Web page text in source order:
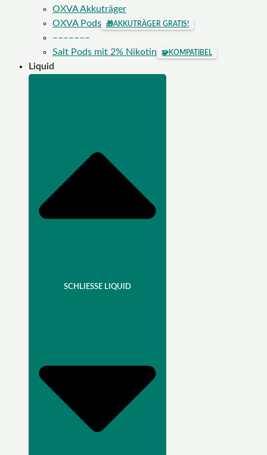
OXVA Akkuträger
OXVA Pods
🎁AKKUTRÄGER GRATIS!
–––––––
Salt Pods mit 2% Nikotin
🧩KOMPATIBEL
Liquid
SCHLIESSE LIQUID